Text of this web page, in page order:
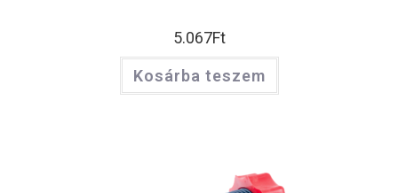
5.067Ft
Kosárba teszem